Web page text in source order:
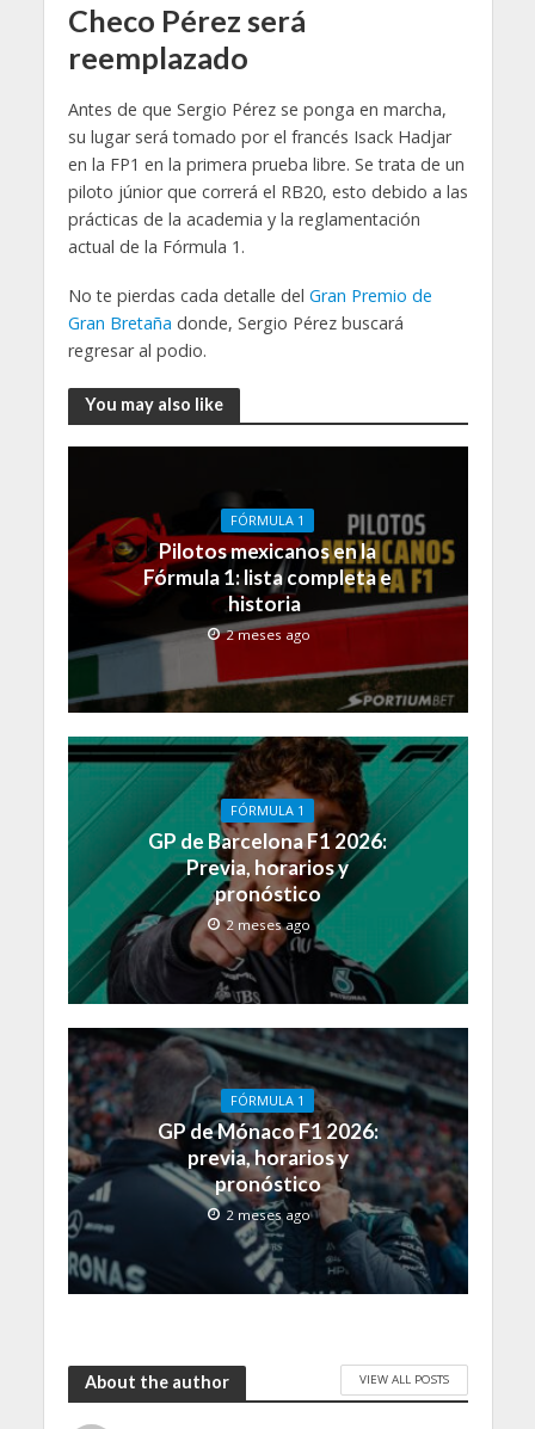
Checo Pérez será
reemplazado
Antes de que Sergio Pérez se ponga en marcha,
su lugar será tomado por el francés Isack Hadjar
en la FP1 en la primera prueba libre. Se trata de un
piloto júnior que correrá el RB20, esto debido a las
prácticas de la academia y la reglamentación
actual de la Fórmula 1.
No te pierdas cada detalle del Gran Premio de
Gran Bretaña donde, Sergio Pérez buscará
regresar al podio.
You may also like
FÓRMULA 1
Pilotos mexicanos en la
Fórmula 1: lista completa e
historia
2 meses ago
FÓRMULA 1
GP de Barcelona F1 2026:
Previa, horarios y
pronóstico
2 meses ago
FÓRMULA 1
GP de Mónaco F1 2026:
previa, horarios y
pronóstico
2 meses ago
About the author VIEW ALL POSTS